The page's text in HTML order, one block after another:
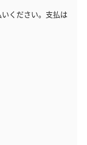
味)
（2,420円）
能日が通常より
ください。支払は